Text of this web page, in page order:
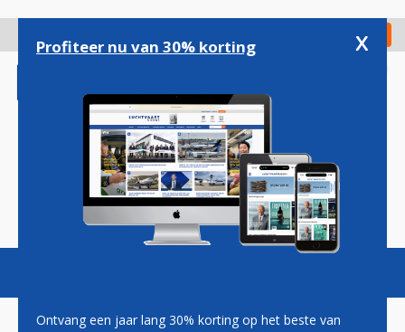
gaan
Check in
Magazine Podcasts Vacatures
Profiteer nu van 30% korting x
Ontvang een jaar lang 30% korting op het beste van